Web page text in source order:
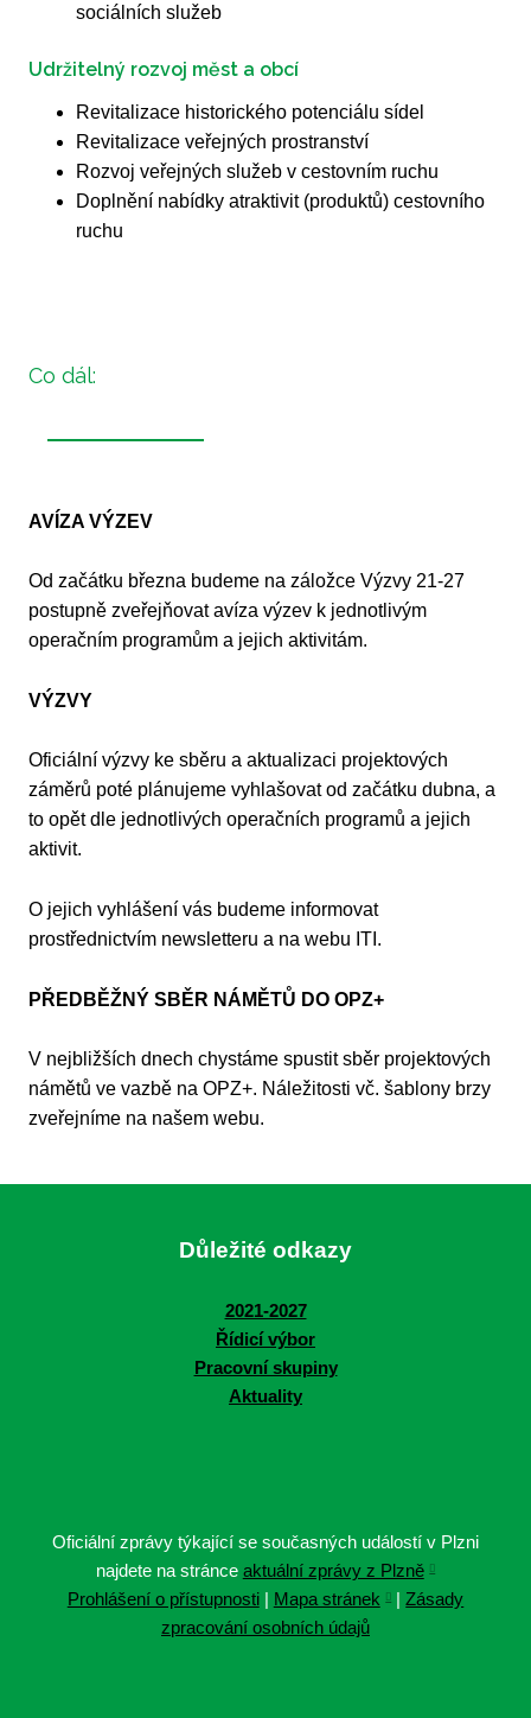
sociálních služeb
Udržitelný rozvoj měst a obcí
Revitalizace historického potenciálu sídel
Revitalizace veřejných prostranství
Rozvoj veřejných služeb v cestovním ruchu
Doplnění nabídky atraktivit (produktů) cestovního
ruchu
Co dál:
AVÍZA VÝZEV
Od začátku března budeme na záložce Výzvy 21-27
postupně zveřejňovat avíza výzev k jednotlivým
operačním programům a jejich aktivitám.
VÝZVY
Oficiální výzvy ke sběru a aktualizaci projektových
záměrů poté plánujeme vyhlašovat od začátku dubna, a
to opět dle jednotlivých operačních programů a jejich
aktivit.
O jejich vyhlášení vás budeme informovat
prostřednictvím newsletteru a na webu ITI.
PŘEDBĚŽNÝ SBĚR NÁMĚTŮ DO OPZ+
V nejbližších dnech chystáme spustit sběr projektových
námětů ve vazbě na OPZ+. Náležitosti vč. šablony brzy
zveřejníme na našem webu.
Důležité odkazy
2021-2027
Řídicí výbor
Pracovní skupiny
Aktuality
Oficiální zprávy týkající se současných událostí v Plzni
najdete na stránce aktuální zprávy z Plzně
Prohlášení o přístupnosti| Mapa stránek |Zásady
zpracování osobních údajů